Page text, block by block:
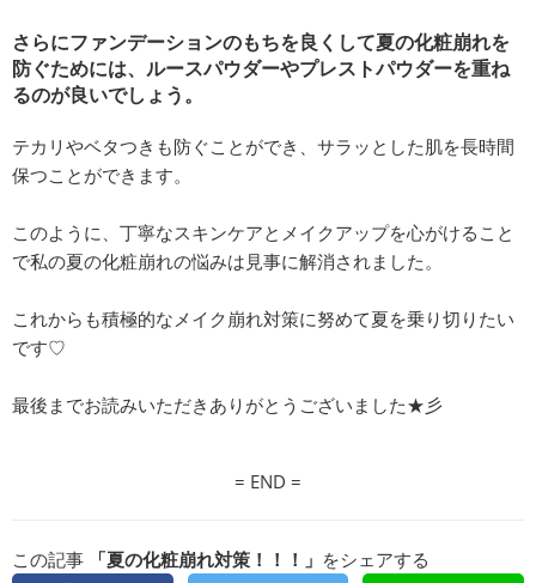
さらにファンデーションのもちを良くして夏の化粧崩れを
防ぐためには、ルースパウダーやプレストパウダーを重ね
るのが良いでしょう。
テカリやベタつきも防ぐことができ、サラッとした肌を長時間
保つことができます。
このように、丁寧なスキンケアとメイクアップを心がけること
で私の夏の化粧崩れの悩みは見事に解消されました。
これからも積極的なメイク崩れ対策に努めて夏を乗り切りたい
です♡
最後までお読みいただきありがとうございました★彡
= END =
この記事 「夏の化粧崩れ対策！！！」 をシェアする